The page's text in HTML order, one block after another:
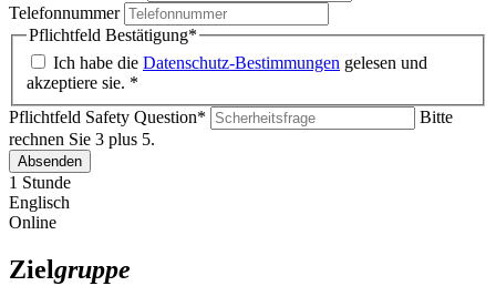
Telefonnummer
Pflichtfeld Bestätigung*
Ich habe die Datenschutz-Bestimmungen gelesen und
akzeptiere sie. *
Pflichtfeld Safety Question*
Bitte
rechnen Sie 3 plus 5.
Absenden
1 Stunde
Englisch
Online
Zielgruppe